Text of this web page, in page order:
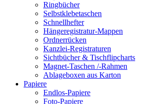
Ringbücher
Selbstklebetaschen
Schnellhefter
Hängeregistratur-Mappen
Ordnerrücken
Kanzlei-Registraturen
Sichtbücher & Tischflipcharts
Magnet-Taschen /-Rahmen
Ablageboxen aus Karton
Papiere
Endlos-Papiere
Foto-Papiere